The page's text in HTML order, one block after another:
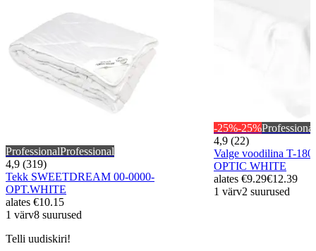
ProfessionalProfessional
4,9 (319)
Tekk SWEETDREAM 00-0000-
OPT.WHITE
alates €10.15
1 värv8 suurused
-25%-25%Professional
4,9 (22)
Valge voodilina T-
OPTIC WHITE
alates €9.29€12.39
1 värv2 suurused
Telli uudiskiri!